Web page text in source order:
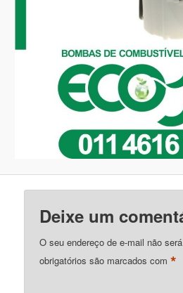
Deixe um
O seu endereço de e-mail não
obrigatórios são marcados com*